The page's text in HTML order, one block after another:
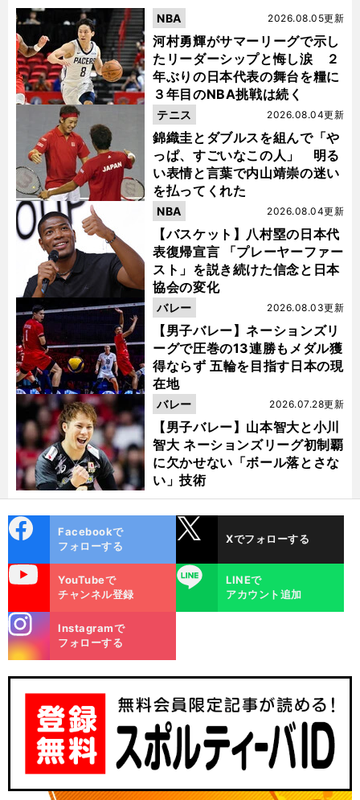
河村勇輝がサマーリーグで示し
たリーダーシップと悔し涙 ２
年ぶりの日本代表の舞台を糧に
３年目のNBA挑戦は続く
2026.08.05更新
NBA
錦織圭とダブルスを組んで「や
っぱ、すごいなこの人」 明る
い表情と言葉で内山靖崇の迷い
を払ってくれた
2026.08.04更新
テニス
【バスケット】八村塁の日本代
表復帰宣言 「プレーヤーファー
スト」を説き続けた信念と日本
協会の変化
2026.08.04更新
NBA
【男子バレー】ネーションズリ
ーグで圧巻の13連勝もメダル獲
得ならず 五輪を目指す日本の現
在地
2026.08.03更新
バレー
【男子バレー】山本智大と小川
智大 ネーションズリーグ初制覇
に欠かせない「ボール落とさな
い」技術
2026.07.28更新
バレー
ok
Facebookで
フォローする
Xでフォローする
YouTubeで
チャンネル登録
LINE
LINEで
アカウント追加
m
Instagramで
フォローする